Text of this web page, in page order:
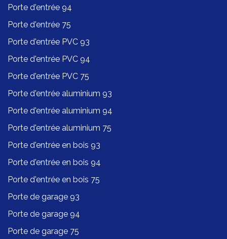
Porte d'entrée 94
Porte d'entrée 75
Porte d'entrée PVC 93
Porte d'entrée PVC 94
Porte d'entrée PVC 75
Porte d'entrée aluminium 93
Porte d'entrée aluminium 94
Porte d'entrée aluminium 75
Porte d'entrée en bois 93
Porte d'entrée en bois 94
Porte d'entrée en bois 75
Porte de garage 93
Porte de garage 94
Porte de garage 75